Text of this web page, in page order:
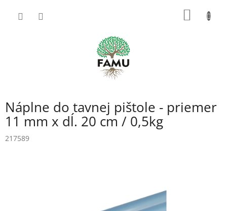
Náplne do tavnej pištole - priemer
11 mm x dĺ. 20 cm / 0,5kg
217589